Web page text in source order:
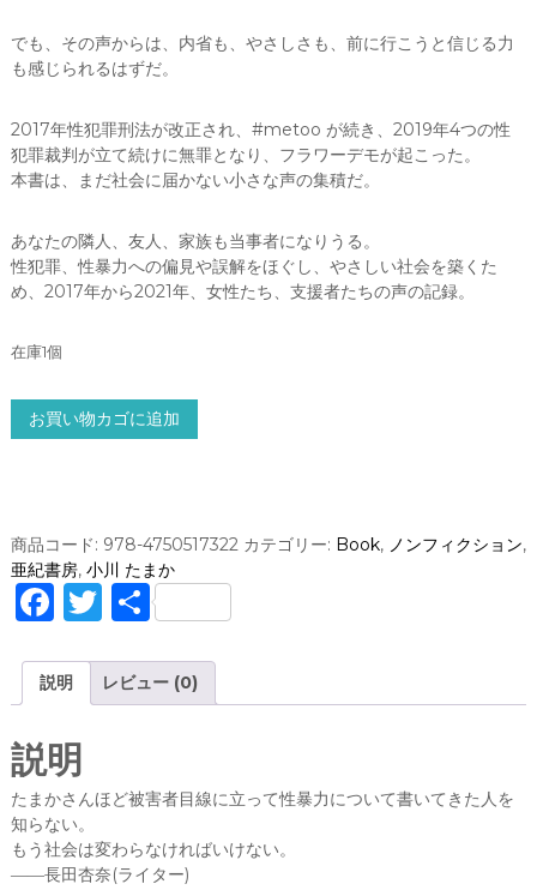
でも、その声からは、内省も、やさしさも、前に行こうと信じる力
も感じられるはずだ。
2017年性犯罪刑法が改正され、#metoo が続き、2019年4つの性
犯罪裁判が立て続けに無罪となり、フラワーデモが起こった。
本書は、まだ社会に届かない小さな声の集積だ。
あなたの隣人、友人、家族も当事者になりうる。
性犯罪、性暴力への偏見や誤解をほぐし、やさしい社会を築くた
め、2017年から2021年、女性たち、支援者たちの声の記録。
在庫1個
発
れ
る
も
の
周
/
小
川
た
ま
お買い物カゴに追加
商品コード: 978-4750517322 カテゴリー: Book, ノンフィクション,
亜紀書房, 小川 たまか
F
c
b
o
o
k
T
it
te
共
説明 レビュー (0)
説明
たまかさんほど被害者目線に立って性暴力について書いてきた人を
知らない。
もう社会は変わらなければいけない。
――長田杏奈(ライター)